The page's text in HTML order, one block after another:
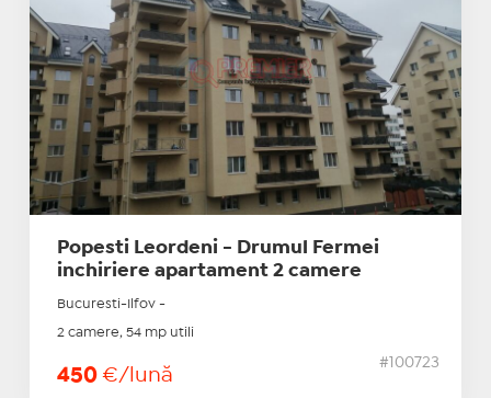
Popesti Leordeni - Drumul Fermei
inchiriere apartament 2 camere
Bucuresti-Ilfov -
2 camere, 54 mp utili
450 €/lună
#100723